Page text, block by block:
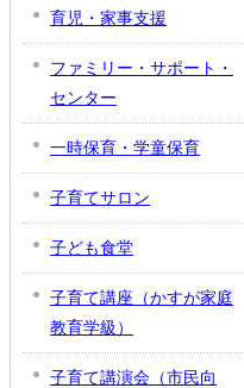
育児・家事支援
ファミリー・サポート・
センター
一時保育・学童保育
子育てサロン
子ども食堂
子育て講座（かすが家庭
教育学級）
子育て講演会（市民向